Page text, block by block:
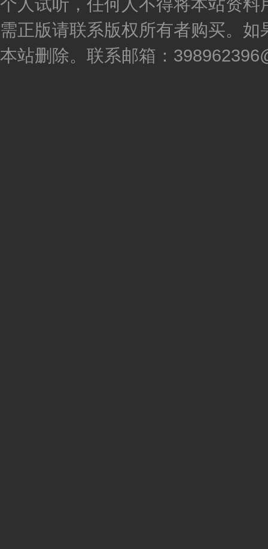
需正版请联系版权所有者购买。
本站删除。联系邮箱：